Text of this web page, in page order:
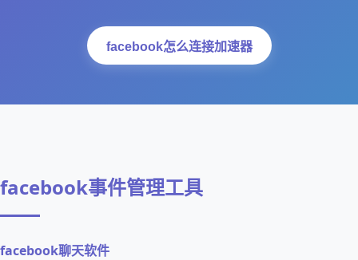
facebook怎么连接加速器
facebook事件管理工具
facebook聊天软件